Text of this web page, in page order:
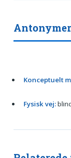
Konceptuelt
Fysisk vej: